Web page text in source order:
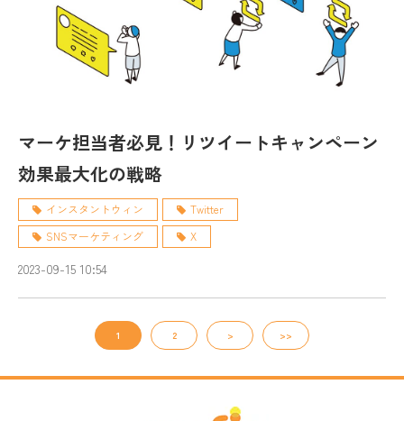
マーケ担当者必見！リツイートキャンペーン
効果最大化の戦略
インスタントウィン
Twitter
SNSマーケティング
X
2023-09-15 10:54
1 2 > >>